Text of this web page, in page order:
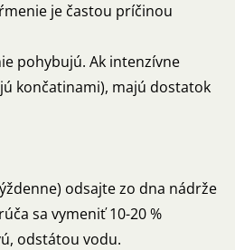
je častou príčinou
pohybujú. Ak intenzívne
končatinami), majú dostatok
odsajte zo dna nádrže
sa vymeniť 10-20 %
odstátou vodu.